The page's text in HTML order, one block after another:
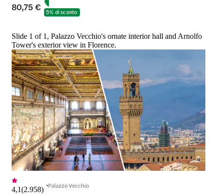
80,75 € 5% di sconto
Slide 1 of 1, Palazzo Vecchio's ornate interior hall and Arnolfo
Tower's exterior view in Florence.
4,1(2.958) Palazzo Vecchio